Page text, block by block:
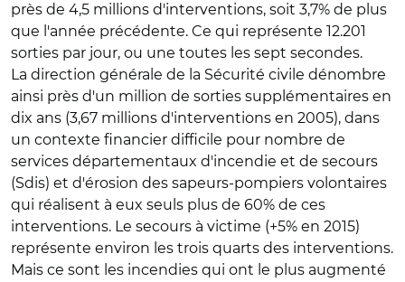
près de 4,5 millions d'interventions, soit 3,7% de plus
que l'année précédente. Ce qui représente 12.201
sorties par jour, ou une toutes les sept secondes.
La direction générale de la Sécurité civile dénombre
ainsi près d'un million de sorties supplémentaires en
dix ans (3,67 millions d'interventions en 2005), dans
un contexte financier difficile pour nombre de
services départementaux d'incendie et de secours
(Sdis) et d'érosion des sapeurs-pompiers volontaires
qui réalisent à eux seuls plus de 60% de ces
interventions. Le secours à victime (+5% en 2015)
représente environ les trois quarts des interventions.
Mais ce sont les incendies qui ont le plus augmenté